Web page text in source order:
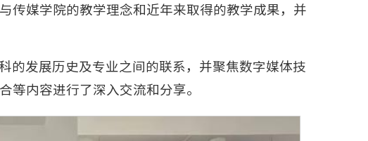
传媒学院的教学理念和近年来取得的教学成果，并
的发展历史及专业之间的联系，并聚焦数字媒体技
等内容进行了深入交流和分享。